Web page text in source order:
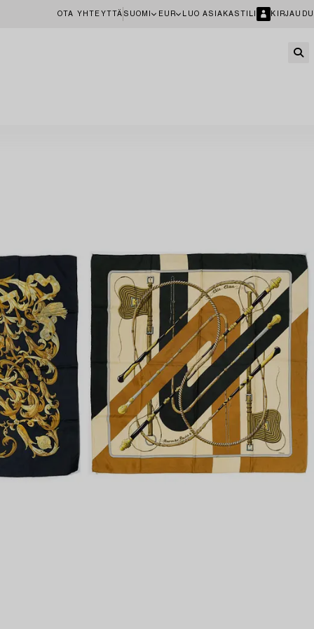
OTA YHTEYTTÄ SUOMI EUR LUO ASIAKASTILI KIRJAUDU